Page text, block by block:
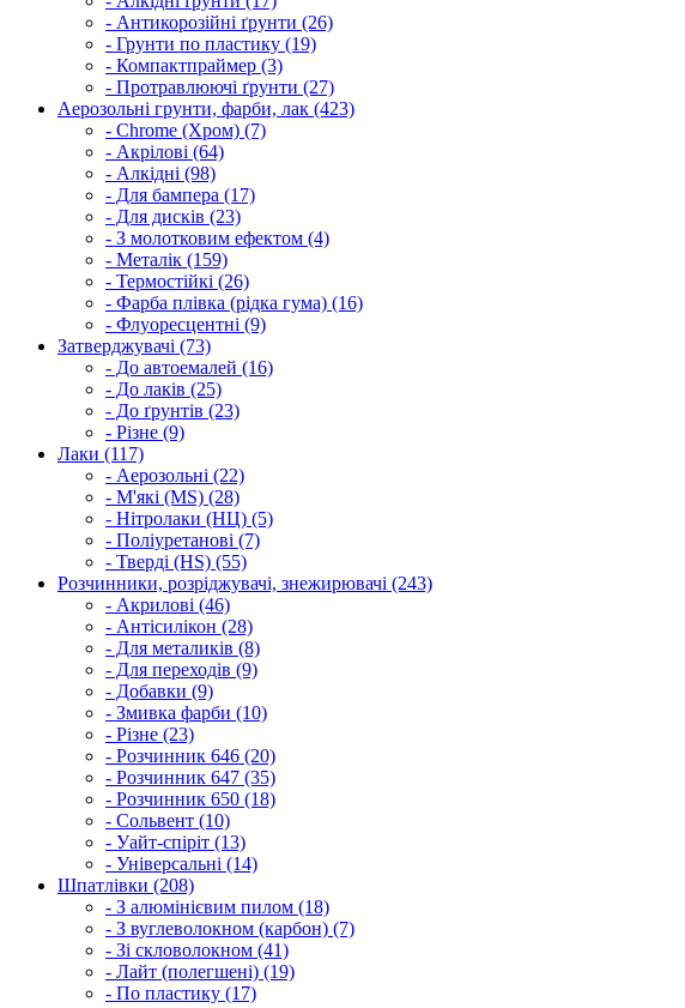
- Антикорозійні ґрунти (26)
- Грунти по пластику (19)
- Компактпраймер (3)
- Протравлюючі ґрунти (27)
Аерозольні грунти, фарби, лак (423)
- Chrome (Хром) (7)
- Акрілові (64)
- Алкідні (98)
- Для бампера (17)
- Для дисків (23)
- З молотковим ефектом (4)
- Металік (159)
- Термостійкі (26)
- Фарба плівка (рідка гума) (16)
- Флуоресцентні (9)
Затверджувачі (73)
- До автоемалей (16)
- До лаків (25)
- До ґрунтів (23)
- Різне (9)
Лаки (117)
- Аерозольні (22)
- М'які (MS) (28)
- Нітролаки (НЦ) (5)
- Поліуретанові (7)
- Тверді (HS) (55)
Розчинники, розріджувачі, знежирювачі (243)
- Акрилові (46)
- Антісилікон (28)
- Для металиків (8)
- Для переходів (9)
- Добавки (9)
- Змивка фарби (10)
- Різне (23)
- Розчинник 646 (20)
- Розчинник 647 (35)
- Розчинник 650 (18)
- Сольвент (10)
- Уайт-спіріт (13)
- Універсальні (14)
Шпатлівки (208)
- З алюмінієвим пилом (18)
- З вуглеволокном (карбон) (7)
- Зі скловолокном (41)
- Лайт (полегшені) (19)
- По пластику (17)